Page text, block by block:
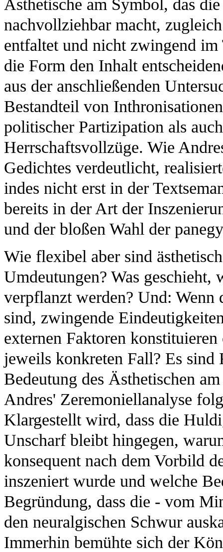
Ästhetische am Symbol, das
nachvollziehbar macht,
entfaltet und nicht zwingend
die Form den Inhalt
aus der anschließenden
Bestandteil von
politischer Partizipation als
Herrschaftsvollzüge. Wie
Gedichtes verdeutlicht,
indes nicht erst in der
bereits in der Art der
und der bloßen Wahl der
Wie flexibel aber sind
Umdeutungen? Was geschieht,
verpflanzt werden? Und: Wenn
sind, zwingende
externen Faktoren
jeweils konkreten Fall? Es sind
Bedeutung des Ästhetischen
Andres' Zeremoniellanalyse
Klargestellt wird, dass die
Unscharf bleibt hingegen,
konsequent nach dem Vorbild
inszeniert wurde und welche
Begründung, dass die - vom
den neuralgischen Schwur
Immerhin bemühte sich der